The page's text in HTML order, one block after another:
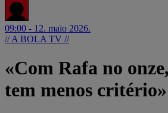
09:00 - 12. maio 2026.
// A BOLA TV //
«Com Rafa no
tem menos critério»